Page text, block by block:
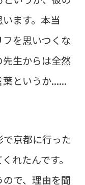
ます。本当
を思いつくな
生からは全然
というか......
京都に行った
れたんです。
で、理由を聞